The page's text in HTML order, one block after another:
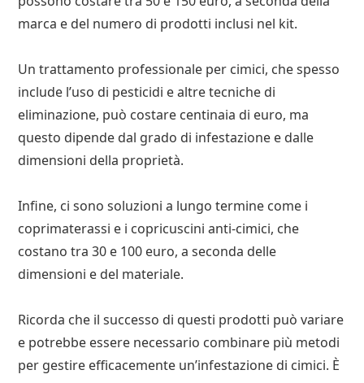
marca e del numero di prodotti inclusi nel kit.
Un trattamento professionale per cimici, che spesso
include l’uso di pesticidi e altre tecniche di
eliminazione, può costare centinaia di euro, ma
questo dipende dal grado di infestazione e dalle
dimensioni della proprietà.
Infine, ci sono soluzioni a lungo termine come i
coprimaterassi e i copricuscini anti-cimici, che
costano tra 30 e 100 euro, a seconda delle
dimensioni e del materiale.
Ricorda che il successo di questi prodotti può variare
e potrebbe essere necessario combinare più metodi
per gestire efficacemente un’infestazione di cimici. È